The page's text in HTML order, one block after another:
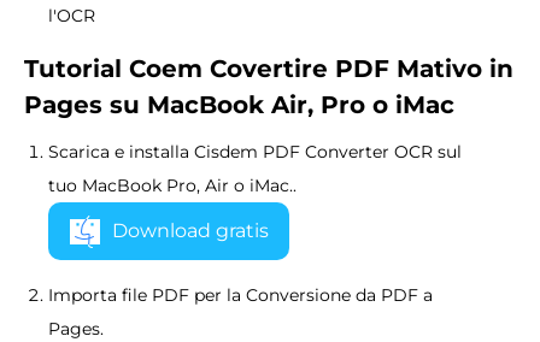
l'OCR
Tutorial Coem Covertire PDF Mativo in
Pages su MacBook Air, Pro o iMac
Scarica e installa Cisdem PDF Converter OCR sul
tuo MacBook Pro, Air o iMac..
Download gratis
Importa file PDF per la Conversione da PDF a
Pages.